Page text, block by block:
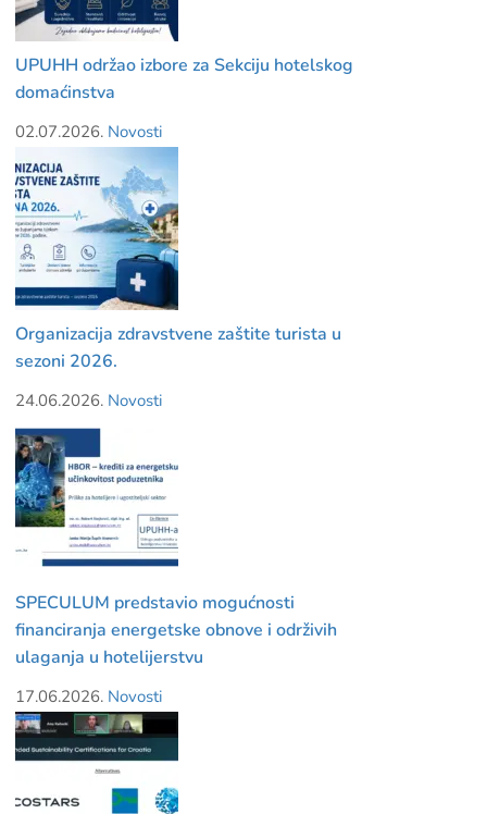
UPUHH održao izbore za Sekciju hotelskog
domaćinstva
02.07.2026. Novosti
Organizacija zdravstvene zaštite turista u
sezoni 2026.
24.06.2026. Novosti
SPECULUM predstavio mogućnosti
financiranja energetske obnove i održivih
ulaganja u hotelijerstvu
17.06.2026. Novosti